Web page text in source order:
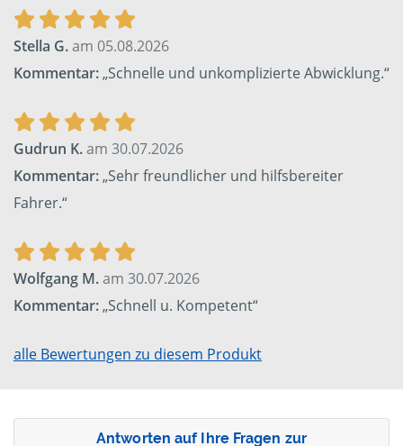
Stella G.am 05.08.2026
Kommentar:„Schnelle und unkomplizierte Abwicklung.“
Gudrun K.am 30.07.2026
Kommentar:„Sehr freundlicher und hilfsbereiter
Fahrer.“
Wolfgang M.am 30.07.2026
Kommentar:„Schnell u. Kompetent“
alle Bewertungen zu diesem Produkt
Antworten auf Ihre Fragen zur